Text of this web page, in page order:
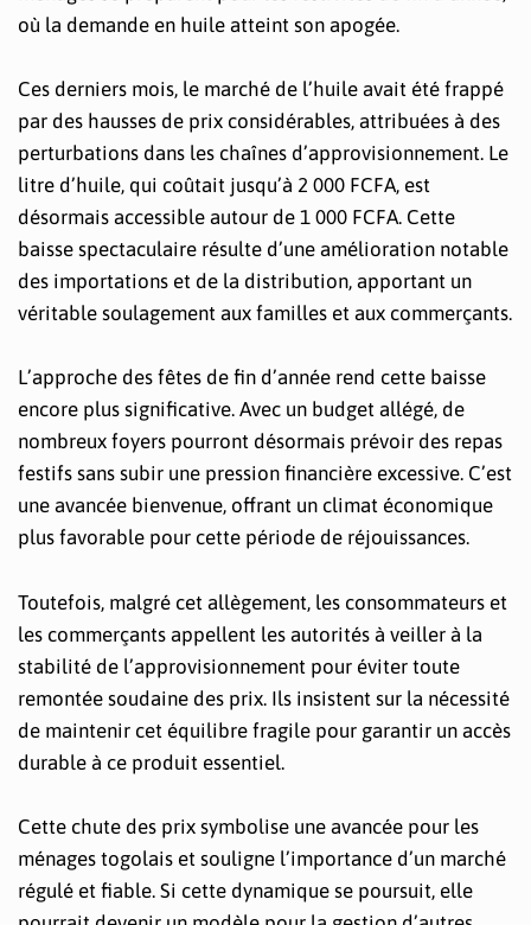
où la demande en huile atteint son apogée.
Ces derniers mois, le marché de l’huile avait été frappé
par des hausses de prix considérables, attribuées à des
perturbations dans les chaînes d’approvisionnement. Le
litre d’huile, qui coûtait jusqu’à 2 000 FCFA, est
désormais accessible autour de 1 000 FCFA. Cette
baisse spectaculaire résulte d’une amélioration notable
des importations et de la distribution, apportant un
véritable soulagement aux familles et aux commerçants.
L’approche des fêtes de fin d’année rend cette baisse
encore plus significative. Avec un budget allégé, de
nombreux foyers pourront désormais prévoir des repas
festifs sans subir une pression financière excessive. C’est
une avancée bienvenue, offrant un climat économique
plus favorable pour cette période de réjouissances.
Toutefois, malgré cet allègement, les consommateurs et
les commerçants appellent les autorités à veiller à la
stabilité de l’approvisionnement pour éviter toute
remontée soudaine des prix. Ils insistent sur la nécessité
de maintenir cet équilibre fragile pour garantir un accès
durable à ce produit essentiel.
Cette chute des prix symbolise une avancée pour les
ménages togolais et souligne l’importance d’un marché
régulé et fiable. Si cette dynamique se poursuit, elle